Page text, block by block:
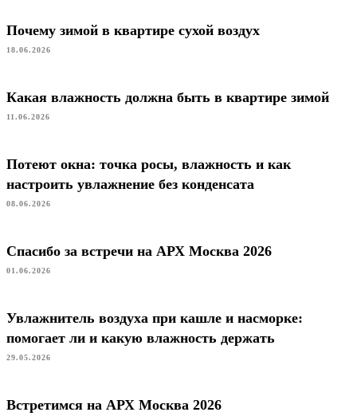
Почему зимой в квартире сухой воздух
18.06.2026
Какая влажность должна быть в квартире зимой
11.06.2026
Потеют окна: точка росы, влажность и как
настроить увлажнение без конденсата
08.06.2026
Спасибо за встречи на АРХ Москва 2026
01.06.2026
Увлажнитель воздуха при кашле и насморке:
помогает ли и какую влажность держать
29.05.2026
Встретимся на АРХ Москва 2026